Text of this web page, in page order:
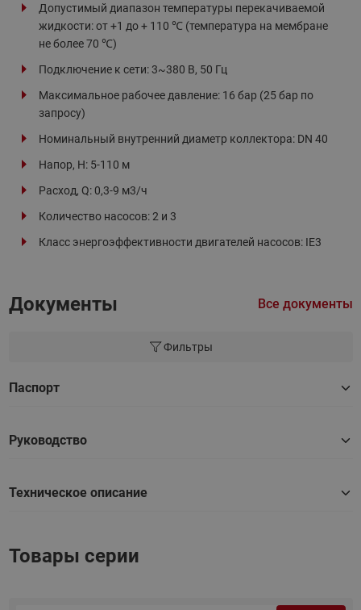
Допустимый диапазон температуры перекачиваемой
жидкости: от +1 до + 110 ℃ (температура на мембране
не более 70 ℃)
Подключение к сети: 3~380 В, 50 Гц
Максимальное рабочее давление: 16 бар (25 бар по
запросу)
Номинальный внутренний диаметр коллектора: DN 40
Напор, H: 5-110 м
Расход, Q: 0,3-9 м3/ч
Количество насосов: 2 и 3
Класс энергоэффективности двигателей насосов: IE3
Документы Все документы
Фильтры
Паспорт
Руководство
Техническое описание
Товары серии